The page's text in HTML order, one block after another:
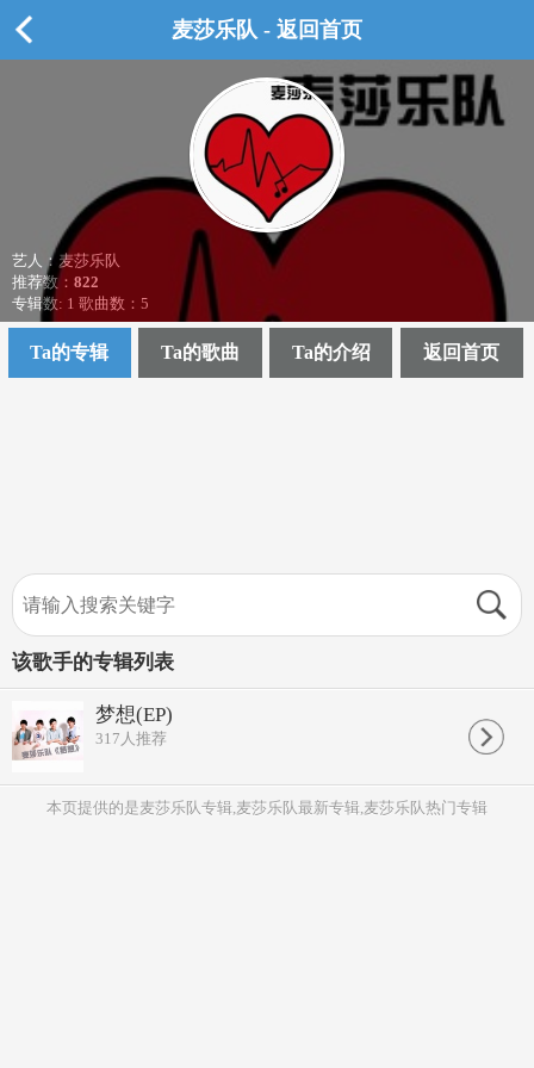
麦莎乐队 - 返回首页
艺人：麦莎乐队
推荐数： 822
专辑数: 1 歌曲数：5
Ta的专辑 Ta的歌曲 Ta的介绍 返回首页
该歌手的专辑列表
梦想(EP)
317 人推荐
本页提供的是麦莎乐队专辑,麦莎乐队最新专辑,麦莎乐队热门专辑